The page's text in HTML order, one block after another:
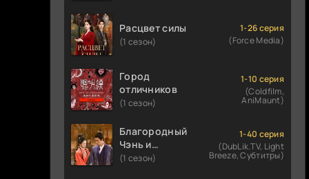
Расцвет силы
(1 сезон)
1-26 серия
(Force Media)
Город
отличников
(1 сезон)
1-10 серия
(Coldfilm,
AniMaunt)
Благородный
Чэнь и
прекрасная
(1 сезон)
1-40 серия
(DubLik.TV, Light
Breeze, Субтитры)